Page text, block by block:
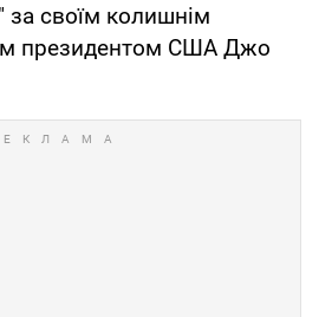
за своїм колишнім
президентом США Джо